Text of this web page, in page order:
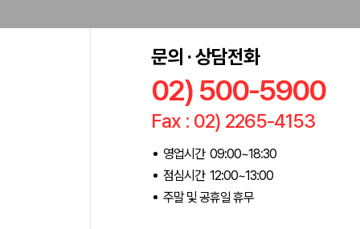
문의 · 상담전화
02) 500-5900
Fax : 02) 2265-4153
영업시간 09:00~18:30
점심시간 12:00~13:00
주말 및 공휴일 휴무